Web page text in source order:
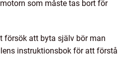
som måste tas bort för
försök att byta själv bör man
instruktionsbok för att förstå